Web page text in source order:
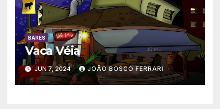
BARES
Vaca Véia
JUN 7, 2024 JOÃO BOSCO FERRARI